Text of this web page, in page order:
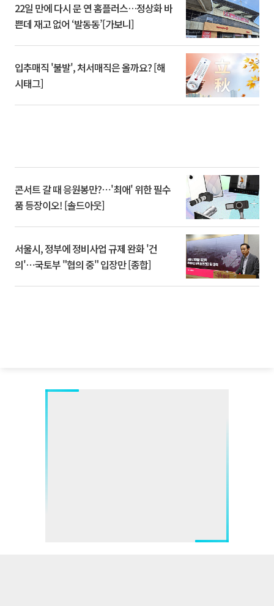
22일 만에 다시 문 연 홈플러스…정상화 바
쁜데 재고 없어 ‘발동동’[가보니]
입추매직 '불발', 처서매직은 올까요? [해
시태그]
콘서트 갈 때 응원봉만?⋯'최애' 위한 필수
품 등장이오! [솔드아웃]
서울시, 정부에 정비사업 규제 완화 '건
의'⋯국토부 "협의 중" 입장만 [종합]